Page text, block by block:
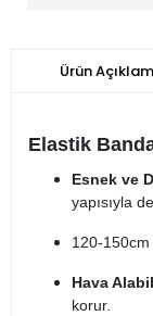
Ürün
Elastik
Esnek ve
yapısıyla
120-150cm
Hava
korur.